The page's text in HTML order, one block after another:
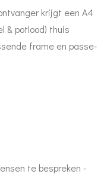
krijgt een A4
& potlood) thuis
frame en passe-
te bespreken -